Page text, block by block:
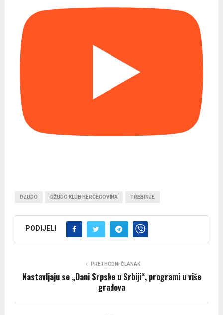
DZUDO DŽUDO KLUB HERCEGOVINA TREBINJE
PODIJELI
PRETHODNI ČLANAK
Nastavljaju se „Dani Srpske u Srbiji“, programi u više
gradova